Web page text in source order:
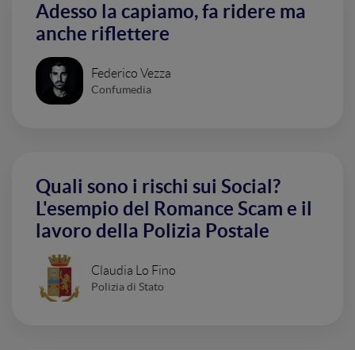
Adesso la capiamo, fa ridere ma
anche riflettere
Federico Vezza
Confumedia
Quali sono i rischi sui Social?
L'esempio del Romance Scam e il
lavoro della Polizia Postale
Claudia Lo Fino
Polizia di Stato